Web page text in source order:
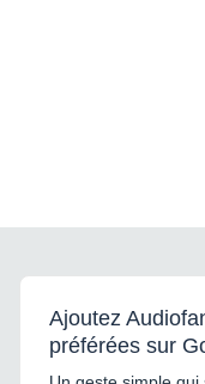
Ajoutez
préférées sur